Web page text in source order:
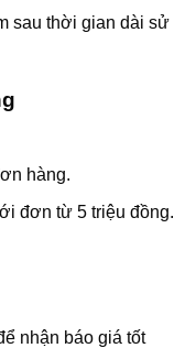
sau thời gian dài sử
hàng.
đơn từ 5 triệu đồng.
nhận báo giá tốt